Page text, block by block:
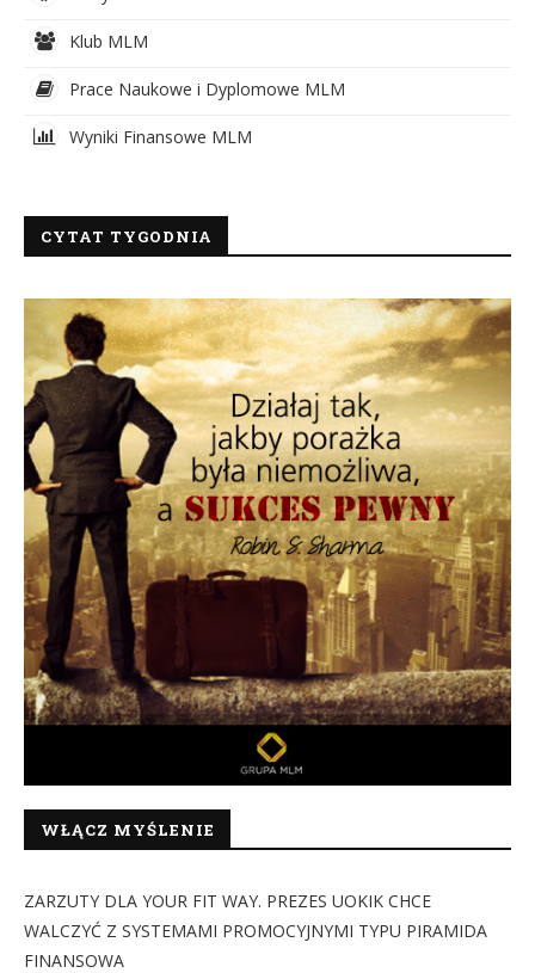
Klub MLM
Prace Naukowe i Dyplomowe MLM
Wyniki Finansowe MLM
CYTAT TYGODNIA
WŁĄCZ MYŚLENIE
ZARZUTY DLA YOUR FIT WAY. PREZES UOKIK CHCE
WALCZYĆ Z SYSTEMAMI PROMOCYJNYMI TYPU PIRAMIDA
FINANSOWA